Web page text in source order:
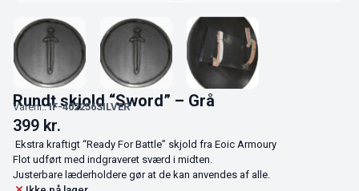
Rundt skjold “Sword” – Grå
Varenr.:IF-402256SILVER
399 kr.
Ekstra kraftigt “Ready For Battle” skjold fra Eoic Armoury
Flot udført med indgraveret sværd i midten.
Justerbare læderholdere gør at de kan anvendes af alle.